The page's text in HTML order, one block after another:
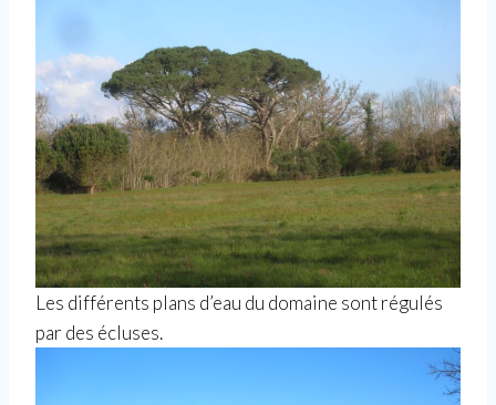
Les différents plans d’eau du domaine sont régulés
par des écluses.